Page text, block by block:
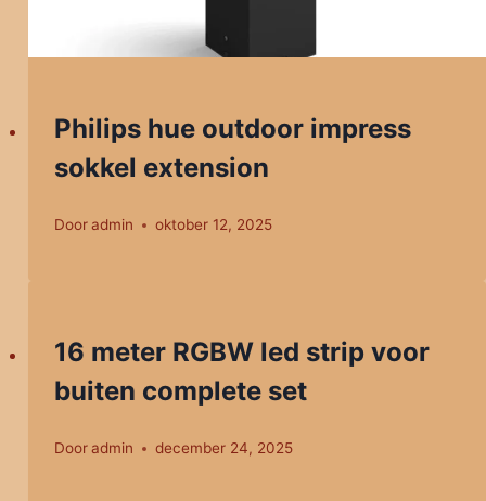
Philips hue outdoor impress
sokkel extension
Door admin oktober 12, 2025
16 meter RGBW led strip voor
buiten complete set
Door admin december 24, 2025